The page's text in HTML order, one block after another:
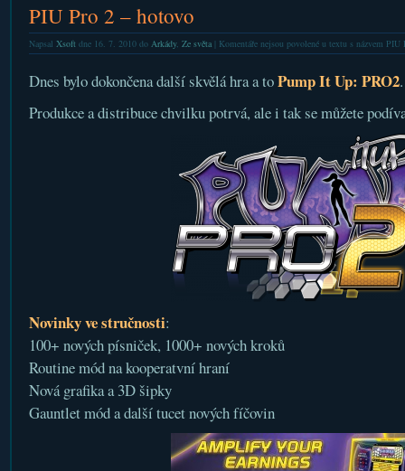
PIU Pro 2 – hotovo
Napsal Xsoftdne 16. 7. 2010 do Arkády, Ze světa| Komentáře nejsou povolenéu textu s názvem PIU
Dnes bylo dokončena další skvělá hra a toPump It Up: PRO2.
Produkce a distribuce chvilku potrvá, ale i tak se můžete
Novinky ve stručnosti:
100+ nových písniček, 1000+ nových kroků
Routine mód na kooperatvní hraní
Nová grafika a 3D šipky
Gauntlet mód a další tucet nových fíčovin